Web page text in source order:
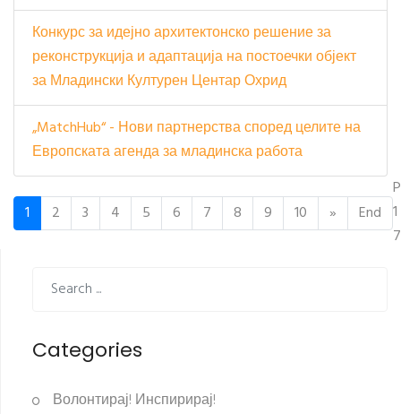
Конкурс за идејно архитектонско решение за
реконструкција и адаптација на постоечки објект
за Младински Културен Центар Охрид
„MatchHub“ - Нови партнерства според целите на
Европската агенда за младинска работа
1 2 3 4 5 6 7 8 9 10 » End
Categories
Волонтирај! Инспирирај!